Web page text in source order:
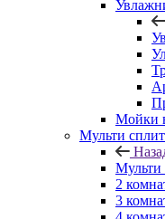
Мойки
Мульти
Мульти
2
3